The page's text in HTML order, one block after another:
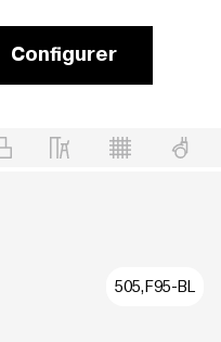
Configurer
505,F95-BL